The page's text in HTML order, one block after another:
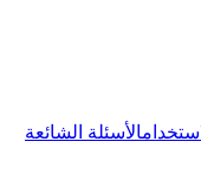
الأسئلة الشائعة